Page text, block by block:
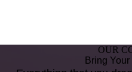
OUR
Bring